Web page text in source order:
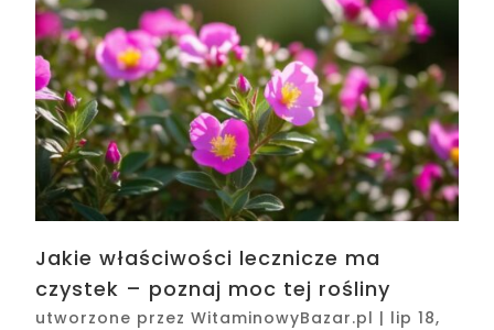
Jakie właściwości lecznicze ma
czystek – poznaj moc tej rośliny
utworzone przezWitaminowyBazar.pl | lip 18,